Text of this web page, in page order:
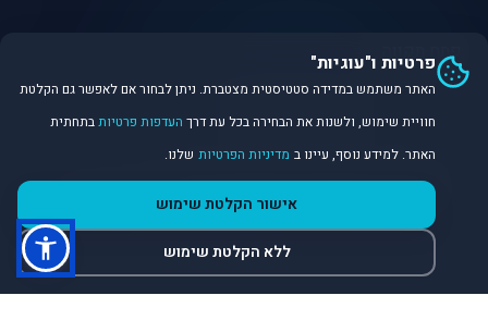
פתח תקווה
©
פלטפורמת נתונים ובינה מלאכותית לניתוח שוק הנדל״ן.
פרטיות ו"עוגיות"
האתר משתמש במדידה סטטיסטית מצטברת. ניתן לבחור אם לאפשר גם הקלטת
חוויית שימוש, ולשנות את הבחירה בכל עת דרך העדפות פרטיותבתחתית
האתר. למידע נוסף, עיינו ב מדיניות הפרטיות שלנו.
אישור הקלטת שימוש
ללא הקלטת שימוש